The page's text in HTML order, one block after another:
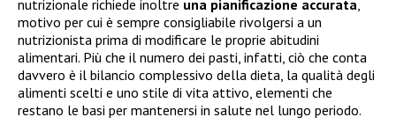
nutrizionale richiede inoltre una pianificazione accurata
motivo per cui è sempre consigliabile rivolgersi a un
nutrizionista prima di modificare le proprie abitudini
alimentari. Più che il numero dei pasti, infatti, ciò che conta
davvero è il bilancio complessivo della dieta, la qualità degli
alimenti scelti e uno stile di vita attivo, elementi che
restano le basi per mantenersi in salute nel lungo periodo.